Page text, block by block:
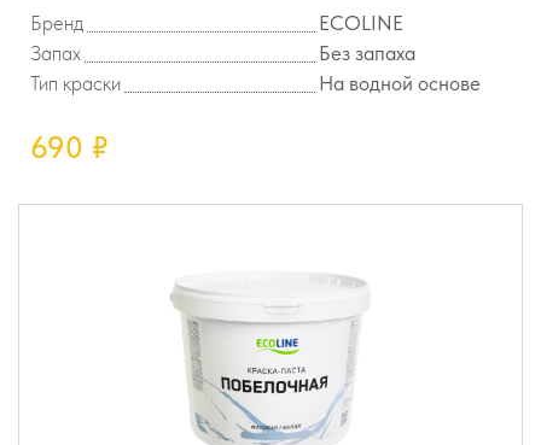
Бренд
ECOLINE
Запах
Без запаха
Тип краски
На водной основе
690 ₽